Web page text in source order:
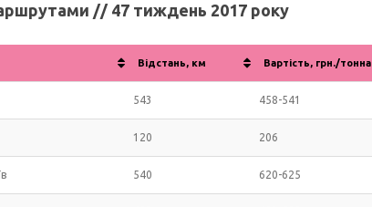
// 47 тиждень 2017 року
Відстань, км Вартість, грн./тонна
543 458-541
120 206
540 620-625